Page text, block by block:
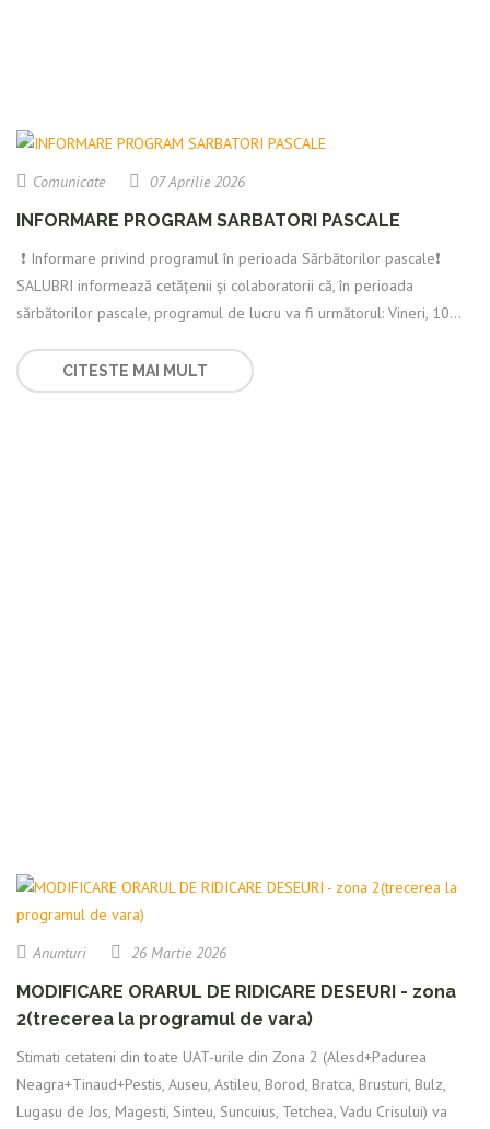
Comunicate 07 Aprilie 2026
INFORMARE PROGRAM SARBATORI PASCALE
️ ❗️ Informare privind programul în perioada Sărbătorilor pascale❗️
SALUBRI informează cetățenii și colaboratorii că, în perioada
sărbătorilor pascale, programul de lucru va fi următorul: Vineri, 10...
CITESTE MAI MULT
Anunturi 26 Martie 2026
MODIFICARE ORARUL DE RIDICARE DESEURI - zona
2(trecerea la programul de vara)
Stimati cetateni din toate UAT-urile din Zona 2 (Alesd+Padurea
Neagra+Tinaud+Pestis, Auseu, Astileu, Borod, Bratca, Brusturi, Bulz,
Lugasu de Jos, Magesti, Sinteu, Suncuius, Tetchea, Vadu Crisului) va